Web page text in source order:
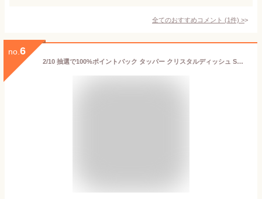
全てのおすすめコメント (1件) >
no. 6
2/10 抽選で100%ポイントバック タッパー クリスタルディッシュ SML ギフト 3個セット Tupperware タッパーウェア B1144-00 【 保存容器 セット 密封容器 プラスチック サラダボウル デザート 容器 シール容器 密閉 正規販売店 】